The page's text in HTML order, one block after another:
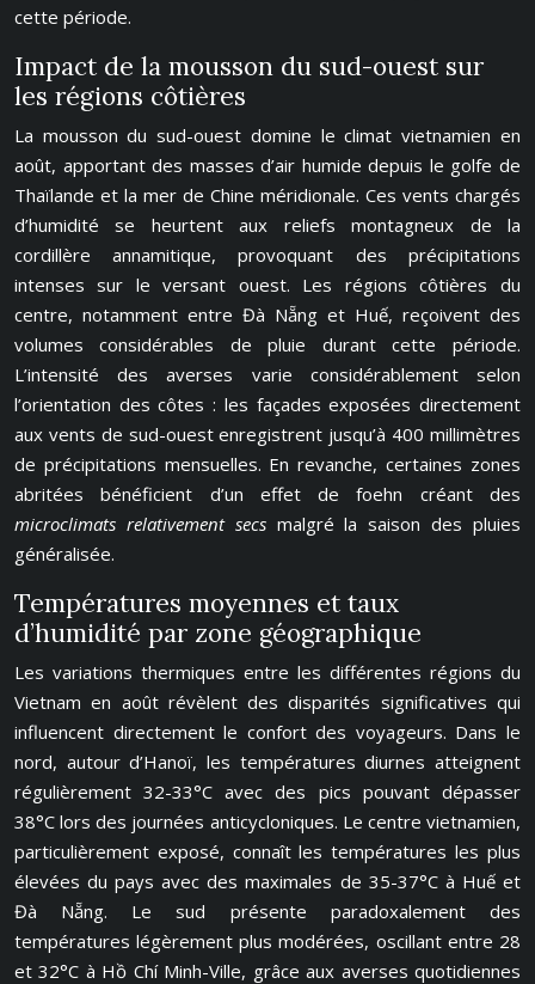
cette période.
Impact de la mousson du sud-ouest sur
les régions côtières
La mousson du sud-ouest domine le climat vietnamien en
août, apportant des masses d’air humide depuis le golfe de
Thaïlande et la mer de Chine méridionale. Ces vents chargés
d’humidité se heurtent aux reliefs montagneux de la
cordillère annamitique, provoquant des précipitations
intenses sur le versant ouest. Les régions côtières du
centre, notamment entre Đà Nẵng et Huế, reçoivent des
volumes considérables de pluie durant cette période.
L’intensité des averses varie considérablement selon
l’orientation des côtes : les façades exposées directement
aux vents de sud-ouest enregistrent jusqu’à 400 millimètres
de précipitations mensuelles. En revanche, certaines zones
abritées bénéficient d’un effet de foehn créant des
microclimats relativement secsmalgré la saison des pluies
généralisée.
Températures moyennes et taux
d’humidité par zone géographique
Les variations thermiques entre les différentes régions du
Vietnam en août révèlent des disparités significatives qui
influencent directement le confort des voyageurs. Dans le
nord, autour d’Hanoï, les températures diurnes atteignent
régulièrement 32-33°C avec des pics pouvant dépasser
38°C lors des journées anticycloniques. Le centre vietnamien,
particulièrement exposé, connaît les températures les plus
élevées du pays avec des maximales de 35-37°C à Huế et
Đà Nẵng. Le sud présente paradoxalement des
températures légèrement plus modérées, oscillant entre 28
et 32°C à Hồ Chí Minh-Ville, grâce aux averses quotidiennes